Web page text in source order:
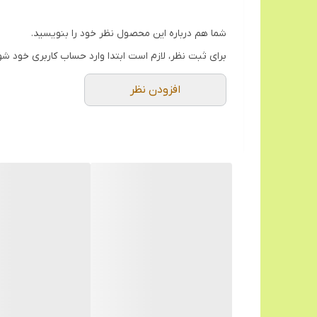
شما هم درباره این محصول نظر خود را بنویسید.
برای ثبت نظر، لازم است ابتدا وارد حساب کاربری خود
افزودن نظر